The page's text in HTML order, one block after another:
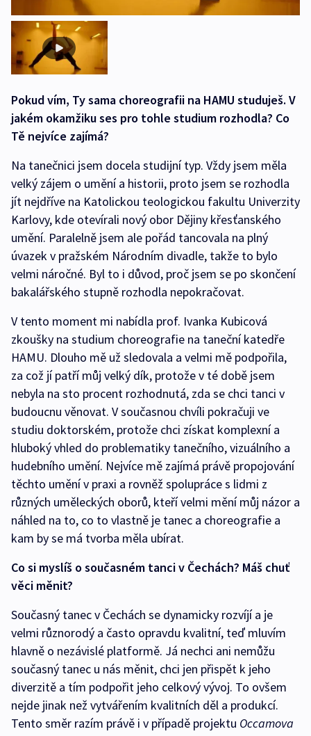
Pokud vím, Ty sama choreografii na HAMU studuješ. V
jakém okamžiku ses pro tohle studium rozhodla? Co
Tě nejvíce zajímá?
Na tanečnici jsem docela studijní typ. Vždy jsem měla
velký zájem o umění a historii, proto jsem se rozhodla
jít nejdříve na Katolickou teologickou fakultu Univerzity
Karlovy, kde otevírali nový obor Dějiny křesťanského
umění. Paralelně jsem ale pořád tancovala na plný
úvazek v pražském Národním divadle, takže to bylo
velmi náročné. Byl to i důvod, proč jsem se po skončení
bakalářského stupně rozhodla nepokračovat.
V tento moment mi nabídla prof. Ivanka Kubicová
zkoušky na studium choreografie na taneční katedře
HAMU. Dlouho mě už sledovala a velmi mě podpořila,
za což jí patří můj velký dík, protože v té době jsem
nebyla na sto procent rozhodnutá, zda se chci tanci v
budoucnu věnovat. V současnou chvíli pokračuji ve
studiu doktorském, protože chci získat komplexní a
hluboký vhled do problematiky tanečního, vizuálního a
hudebního umění. Nejvíce mě zajímá právě propojování
těchto umění v praxi a rovněž spolupráce s lidmi z
různých uměleckých oborů, kteří velmi mění můj názor a
náhled na to, co to vlastně je tanec a choreografie a
kam by se má tvorba měla ubírat.
Co si myslíš o současném tanci v Čechách? Máš chuť
věci měnit?
Současný tanec v Čechách se dynamicky rozvíjí a je
velmi různorodý a často opravdu kvalitní, teď mluvím
hlavně o nezávislé platformě. Já nechci ani nemůžu
současný tanec u nás měnit, chci jen přispět k jeho
diverzitě a tím podpořit jeho celkový vývoj. To ovšem
nejde jinak než vytvářením kvalitních děl a produkcí.
Tento směr razím právě i v případě projektu Occamova